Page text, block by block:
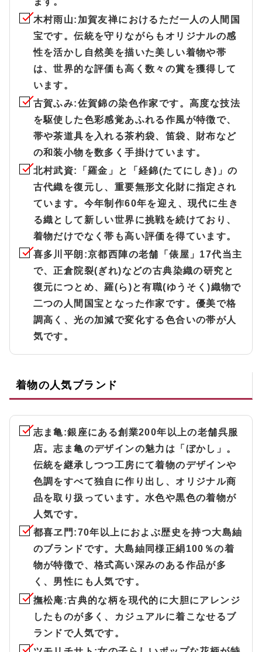
木村雨山:加賀友禅におけるただ一人の人間国
宝です。伝統を守りながらもオリジナルの感
性を活かし自然美を描いた美しい着物や帯
は、世界的な評価も高く数々の賞を獲得して
います。
古賀ふみ:佐賀錦の染色作家です。高度な技法
を駆使した色彩感覚あふれる作風が特徴で、
帯や茶道具を入れる茶杓袋、笛袋、財布など
の和装小物を数多く手掛けています。
北村武資:「羅金」と「経錦(たてにしき)」の
古代織を復元し、重要無形文化財に指定され
ています。今年制作60年を迎え、現代に生き
る織として新しい世界に挑戦を続けており、
着物だけでなく帯も高い評価を得ています。
喜多川平朗 :京都西陣の老舗「俵屋」17代当主
で、正倉院裂(ぎれ)などの古典染織の研究と
復元につとめ、羅(ら)と有職(ゆうそく)織物で
二つの人間国宝となった作家です。優美で格
調高く、光の加減で変化する色合いの帯が人
気です。
着物の人気ブランド
志ま亀:銀座にある創業200年以上の老舗呉服
店。志ま亀のデザインの魅力は「ぼかし」。
伝統を継承しつつ工房にて着物のデザインや
色調をすべて独自に作り出し、オリジナル商
品を取り扱っています。水色や黒色の着物が
人気です。
都喜ヱ門 :70年以上におよぶ歴史を持つ大島紬
のブランドです。大島紬同様正絹100％の着
物が特徴で、格式高い深みのある作品が多
く、男性にも人気です。
撫松庵:古典的な柄を現代的に大胆にアレンジ
したものが多く、カジュアルに着こなせるブ
ランドで人気です。